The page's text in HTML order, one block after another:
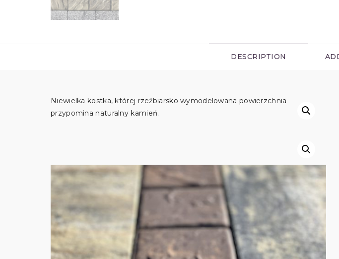
DESCRIPTION
Niewielka kostka, której rzeźbiarsko wymodelowana powierzchnia
przypomina naturalny kamień.